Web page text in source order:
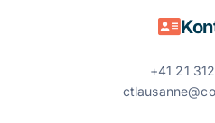
+41 21